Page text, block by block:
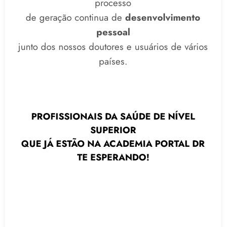
processo
de geração continua de desenvolvimento
pessoal
junto dos nossos doutores e usuários de vários
países.
PROFISSIONAIS DA SAÚDE DE NÍVEL
SUPERIOR
QUE JÁ ESTÃO NA ACADEMIA PORTAL DR
TE ESPERANDO!